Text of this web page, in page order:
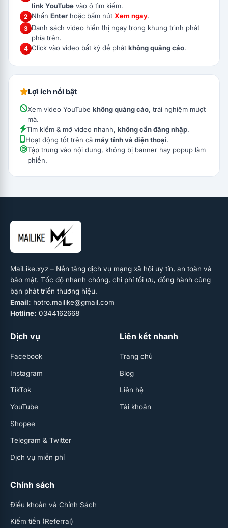
link YouTube vào ô tìm kiếm.
Nhấn Enter hoặc bấm nút Xem ngay.
Danh sách video hiển thị ngay trong khung trình phát
phía trên.
Click vào video bất kỳ để phát không quảng cáo.
Lợi ích nổi bật
Xem video YouTube không quảng cáo, trải nghiệm mượt
mà.
Tìm kiếm & mở video nhanh, không cần đăng nhập.
Hoạt động tốt trên cả máy tính và điện thoại.
Tập trung vào nội dung, không bị banner hay popup làm
phiền.
MaiLike.xyz – Nền tảng dịch vụ mạng xã hội uy tín, an toàn và
bảo mật. Tốc độ nhanh chóng, chi phí tối ưu, đồng hành cùng
bạn phát triển thương hiệu.
Email: hotro.mailike@gmail.com
Hotline: 0344162668
Dịch vụ
Facebook
Instagram
TikTok
YouTube
Shopee
Telegram & Twitter
Dịch vụ miễn phí
Liên kết nhanh
Trang chủ
Blog
Liên hệ
Tài khoản
Chính sách
Điều khoản và Chính Sách
Kiếm tiền (Referral)